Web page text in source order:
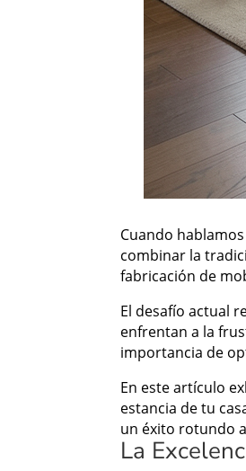
Cuando
combinar la
fabricación de
El desafío actual
enfrentan a la
importancia de
En este artículo
estancia de tu
un éxito rotundo
La